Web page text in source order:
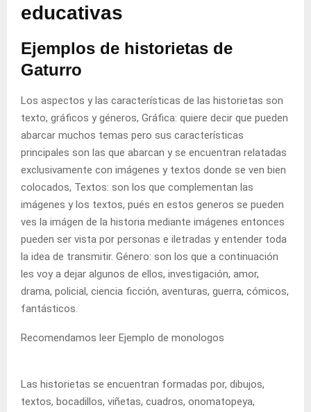
educativas
Ejemplos de historietas de
Gaturro
Los aspectos y las características de las historietas son
texto, gráficos y géneros, Gráfica: quiere decir que pueden
abarcar muchos temas pero sus características
principales son las que abarcan y se encuentran relatadas
exclusivamente con imágenes y textos donde se ven bien
colocados, Textos: son los que complementan las
imágenes y los textos, pués en estos generos se pueden
ves la imágen de la historia mediante imágenes entonces
pueden ser vista por personas e iletradas y entender toda
la idea de transmitir. Género: son los que a continuación
les voy a dejar algunos de ellos, investigación, amor,
drama, policial, ciencia ficción, aventuras, guerra, cómicos,
fantásticos.
Recomendamos leer Ejemplo de monologos
Las historietas se encuentran formadas por, dibujos,
textos, bocadillos, viñetas, cuadros, onomatopeya,